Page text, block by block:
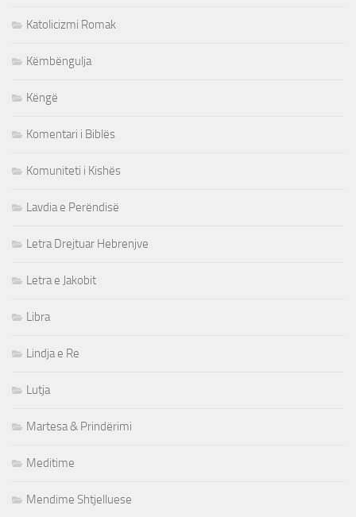
Katolicizmi Romak
Këmbëngulja
Këngë
Komentari i Biblës
Komuniteti i Kishës
Lavdia e Perëndisë
Letra Drejtuar Hebrenjve
Letra e Jakobit
Libra
Lindja e Re
Lutja
Martesa & Prindërimi
Meditime
Mendime Shtjelluese